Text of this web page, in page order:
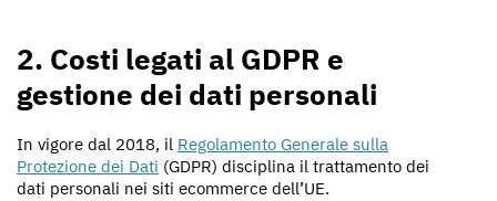
2. Costi legati al GDPR e
gestione dei dati personali
In vigore dal 2018, il Regolamento Generale sulla
Protezione dei Dati (GDPR) disciplina il trattamento dei
dati personali nei siti ecommerce dell’UE.